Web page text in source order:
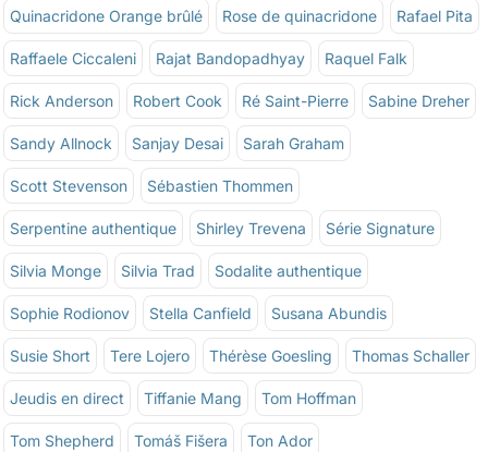
Quinacridone Orange brûlé Rose de quinacridone Rafael Pita
Raffaele Ciccaleni Rajat Bandopadhyay Raquel Falk
Rick Anderson Robert Cook Ré Saint-Pierre Sabine Dreher
Sandy Allnock Sanjay Desai Sarah Graham
Scott Stevenson Sébastien Thommen
Serpentine authentique Shirley Trevena Série Signature
Silvia Monge Silvia Trad Sodalite authentique
Sophie Rodionov Stella Canfield Susana Abundis
Susie Short Tere Lojero Thérèse Goesling Thomas Schaller
Jeudis en direct Tiffanie Mang Tom Hoffman
Tom Shepherd Tomáš Fišera Ton Ador